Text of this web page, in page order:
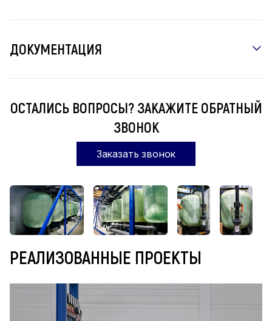
ДОКУМЕНТАЦИЯ
ОСТАЛИСЬ ВОПРОСЫ? ЗАКАЖИТЕ ОБРАТНЫЙ
ЗВОНОК
Заказать звонок
РЕАЛИЗОВАННЫЕ ПРОЕКТЫ